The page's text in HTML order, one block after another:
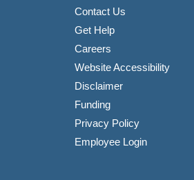
Contact Us
Get Help
Careers
Website Accessibility
Disclaimer
Funding
Privacy Policy
Employee Login